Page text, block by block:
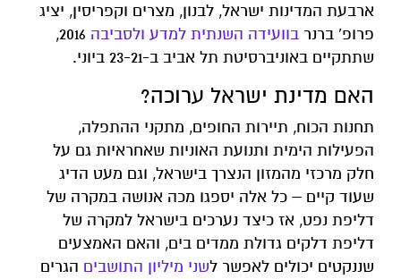
ארבעת המדינות ישראל, לבנון, מצרים וקפריסין, יציג
פרופ' ברנר בוועידה השנתית למדע ולסביבה
2016,
שתתקיים באוניברסיטת תל אביב ב-23-21 ביוני.
האם מדינת ישראל ערוכה?
תחנות הכוח, תיירות החופים, מתקני ההתפלה,
הפעילות הימית ותנועת האוניות שאחראיות גם על
חלק מרכזי מהמזון הנצרך בישראל, וגם מעט הדיג
שעוד קיים – כל אלה יספגו מכה אנושה במקרה של
דליפת נפט, אז כיצד נערכים בישראל למקרה של
דליפת דלקים גדולת ממדים בים, והאם האמצעים
שננקטים יכולים לאפשר לשני מיליון התושבים הגרים